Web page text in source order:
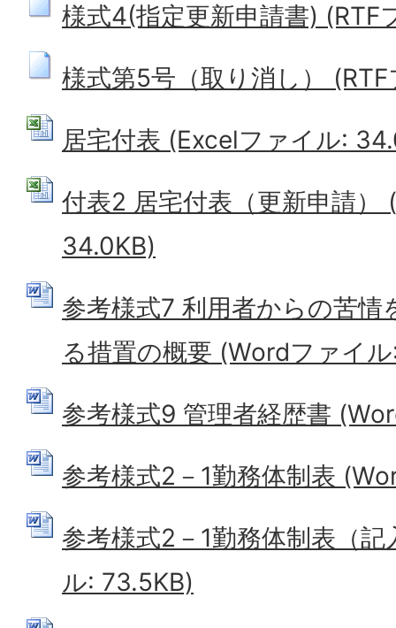
様式4(指定更新申請書) (RTF
様式第5号（取り消し）
居宅付表 (Excelファイル:
付表2 居宅付表（更新申請）
34.0KB)
参考様式7 利用者からの苦
る措置の概要 (Wordファイ
参考様式9 管理者経歴書
参考様式2－1勤務体制表
参考様式2－1勤務体制表（
ル: 73.5KB)